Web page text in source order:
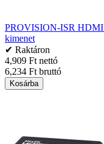
PROVISION-ISR
kimenet
✔ Raktáron
4,909 Ft nettó
6,234 Ft bruttó
Kosárba